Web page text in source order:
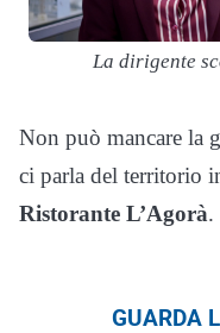
La dirigente
Non può mancare la
ci parla del territorio
Ristorante L’Agorà.
GUARDA